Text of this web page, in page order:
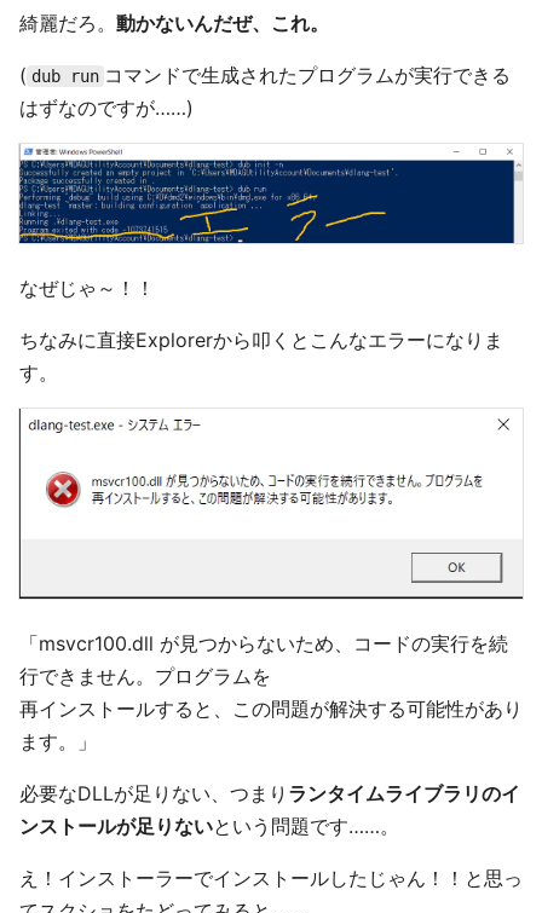
綺麗だろ。 動かないんだぜ、これ。
( dub run コマンドで生成されたプログラムが実行できる
はずなのですが……)
なぜじゃ～！！
ちなみに直接Explorerから叩くとこんなエラーになりま
す。
「msvcr100.dll が見つからないため、コードの実行を続
行できません。プログラムを
再インストールすると、この問題が解決する可能性があり
ます。」
必要なDLLが足りない、つまり ランタイムライブラリのイ
ンストールが足りないという問題です……。
え！インストーラーでインストールしたじゃん！！と思っ